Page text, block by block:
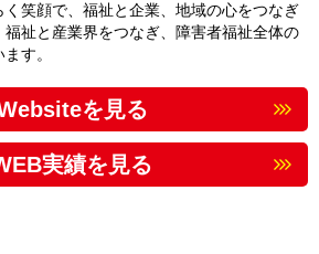
く笑顔で、福祉と企業、地域の心をつなぎ
福祉と産業界をつなぎ、障害者福祉全体の
す。
を見る
実績を見る